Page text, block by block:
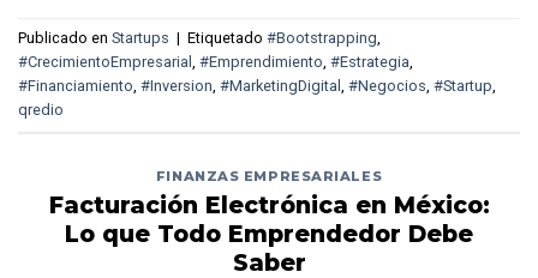
Publicado en Startups | Etiquetado #Bootstrapping,
#CrecimientoEmpresarial , #Emprendimiento, #Estrategia,
#Financiamiento, #Inversion, #MarketingDigital , #Negocios, #Startup,
qredio
FINANZAS EMPRESARIALES
Facturación Electrónica en México:
Lo que Todo Emprendedor Debe
Saber